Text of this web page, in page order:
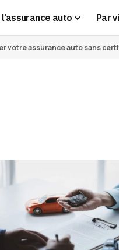
auto Par
votre assurance auto sans